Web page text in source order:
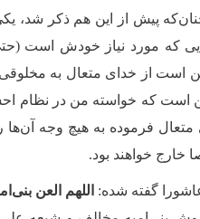
پیش از این هم ذکر شد،
که مورد نیاز خودش است
از خدای متعال به مخلوقی
است که خواسته من در نظام
فرموده به هیچ وجه آن‌ها
خارج خواهند بود.
گفته شده: اللهم العن